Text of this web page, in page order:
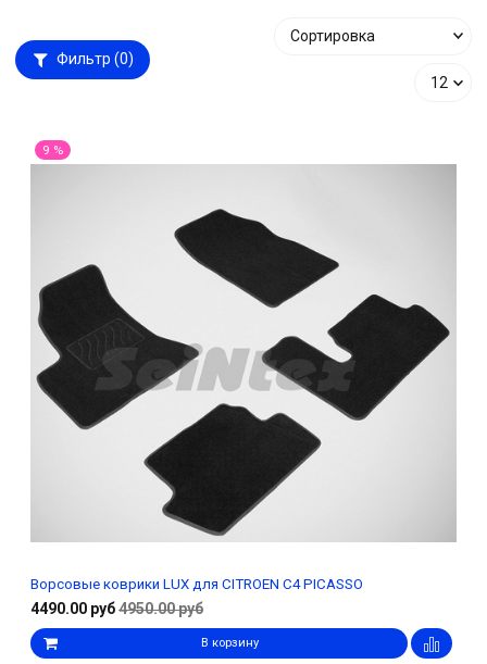
Фильтр (0)
9 %
Ворсовые коврики LUX для CITROEN C4 PICASSO
4490.00 руб4950.00 руб
В корзину